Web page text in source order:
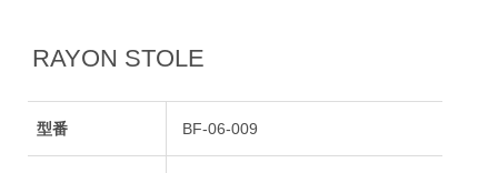
RAYON STOLE
型番 BF-06-009